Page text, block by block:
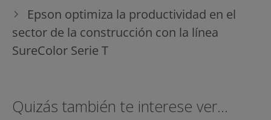
Epson optimiza la productividad en el
sector de la construcción con la línea
SureColor Serie T
Quizás también te interese ver...